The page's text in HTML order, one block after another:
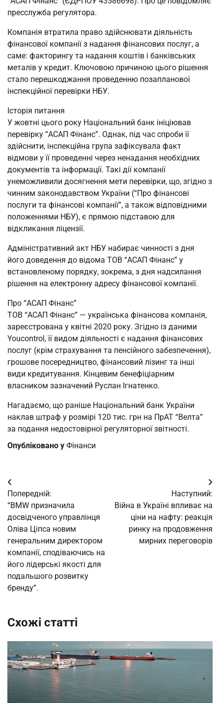
пресслужба регулятора.
Компанія втратила право здійснювати діяльність
фінансової компанії з надання фінансових послуг, а
саме: факторингу та надання коштів і банківських
металів у кредит. Ключовою причиною цього рішення
стало перешкоджання проведенню позапланової
інспекційної перевірки НБУ.
Історія питання
У жовтні цього року Національний банк ініціював
перевірку “АСАП Фінанс”. Однак, під час спроби її
здійснити, інспекційна група зафіксувала факт
відмови у її проведенні через ненадання необхідних
документів та інформації. Такі дії компанії
унеможливили досягнення мети перевірки, що, згідно з
чинним законодавством України (“Про фінансові
послуги та фінансові компанії”, а також відповідними
положеннями НБУ), є прямою підставою для
відкликання ліцензії.
Адміністративний акт НБУ набирає чинності з дня
його доведення до відома ТОВ “АСАП Фінанс” у
встановленому порядку, зокрема, з дня надсилання
рішення на електронну адресу фінансової компанії.
Про “АСАП Фінанс”
ТОВ “АСАП Фінанс” — українська фінансова компанія,
зареєстрована у квітні 2020 року. Згідно із даними
Youcontrol, її видом діяльності є надання фінансових
послуг (крім страхування та пенсійного забезпечення),
грошове посередництво, фінансовий лізинг та інші
види кредитування. Кінцевим бенефіціарним
власником зазначений Руслан Ігнатенко.
Нагадаємо, що раніше Національний банк України
наклав штраф у розмірі 120 тис. грн на ПрАТ “Велта”
за подання недостовірної регуляторної звітності.
Опубліковано у Фінанси
Навігація
записів
Попередній:
“BMW призначила
досвідченого управлінця
Оліва Ціпса новим
генеральним директором
компанії, сподіваючись на
його лідерські якості для
подальшого розвитку
бренду”.
Наступний:
Війна в Україні впливає на
ціни на нафту: реакція
ринку на продовження
мирних переговорів
Схожі статті